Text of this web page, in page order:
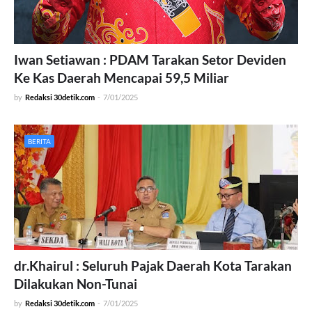
Iwan Setiawan : PDAM Tarakan Setor Deviden
Ke Kas Daerah Mencapai 59,5 Miliar
by Redaksi 30detik.com - 7/01/2025
BERITA
dr.Khairul : Seluruh Pajak Daerah Kota Tarakan
Dilakukan Non-Tunai
by Redaksi 30detik.com - 7/01/2025